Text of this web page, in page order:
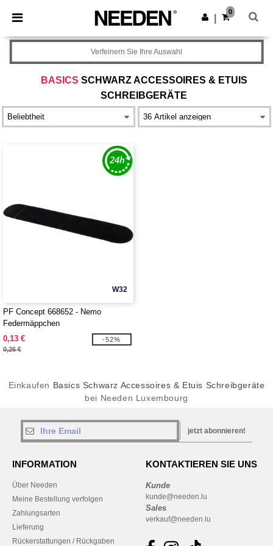
× Needen App
Bessere Preise in der App!
App holen
0
BASICS SCHWARZ ACCESSOIRES & ETUIS
SCHREIBGERÄTE
Verfeinern Sie Ihre Auswahl
W32
PF Concept 668652 - Nemo
Federmäppchen
0,13 €
0,26 €
-52%
Einkaufen Basics Schwarz Accessoires & Etuis Schreibgeräte
bei Needen Luxembourg
jetzt abonnieren!
INFORMATION
Über Needen
Meine Bestellung verfolgen
Zahlungsarten
Lieferung
Rückerstattungen / Rückgaben
KONTAKTIEREN SIE UNS
Kunde
kunde@needen.lu
Sales
verkauf@needen.lu